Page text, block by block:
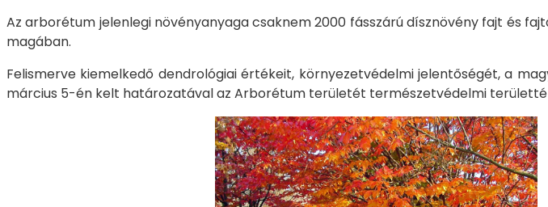
Az arborétum jelenlegi növényanyaga csaknem 2000 fásszárú dísznövény fajt és
magában.
Felismerve kiemelkedő dendrológiai értékeit, környezetvédelmi jelentőségét, a
március 5-én kelt határozatával az Arborétum területét természetvédelmi